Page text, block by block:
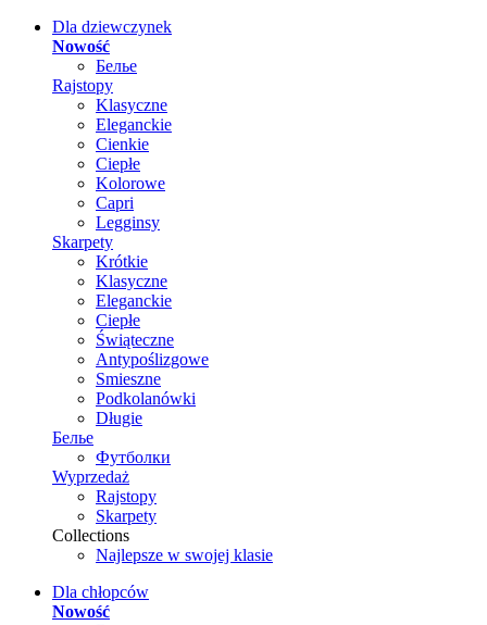
Dla dziewczynek
Nowość
Белье
Rajstopy
Klasyczne
Eleganckie
Cienkie
Ciepłe
Kolorowe
Capri
Legginsy
Skarpety
Krótkie
Klasyczne
Eleganckie
Ciepłe
Świąteczne
Antypoślizgowe
Smieszne
Podkolanówki
Długie
Белье
Футболки
Wyprzedaż
Rajstopy
Skarpety
Collections
Najlepsze w swojej klasie
Dla chłopców
Nowość